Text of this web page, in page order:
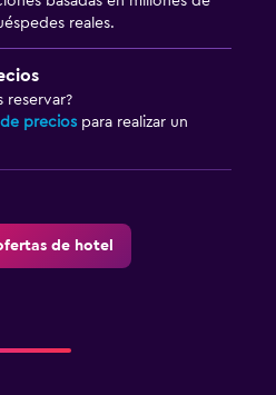
reales.
reservar?
precios para realizar un
de hotel